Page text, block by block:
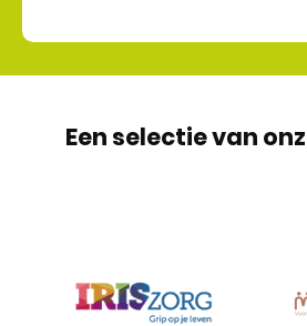
Een selectie van